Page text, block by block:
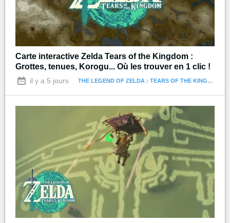
Carte interactive Zelda Tears of the Kingdom :
Grottes, tenues, Korogu... Où les trouver en 1 clic !
il y a 5 jours THE LEGEND OF ZELDA : TEARS OF THE KINGDOM